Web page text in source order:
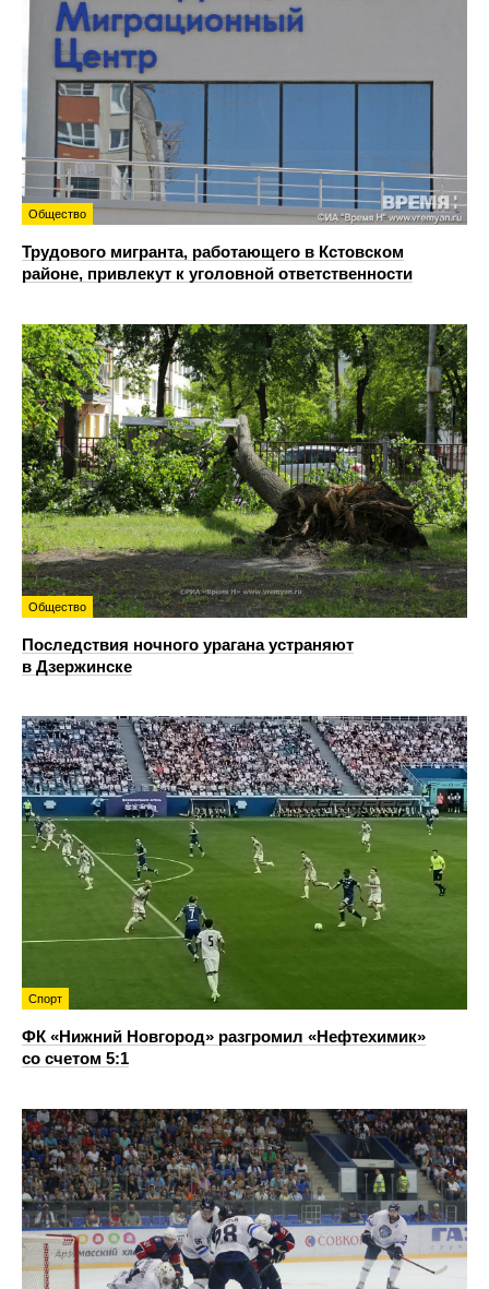
Общество
Трудового мигранта, работающего в Кстовском
районе, привлекут к уголовной ответственности
Общество
Последствия ночного урагана устраняют
в Дзержинске
Спорт
ФК «Нижний Новгород» разгромил «Нефтехимик»
со счетом 5:1